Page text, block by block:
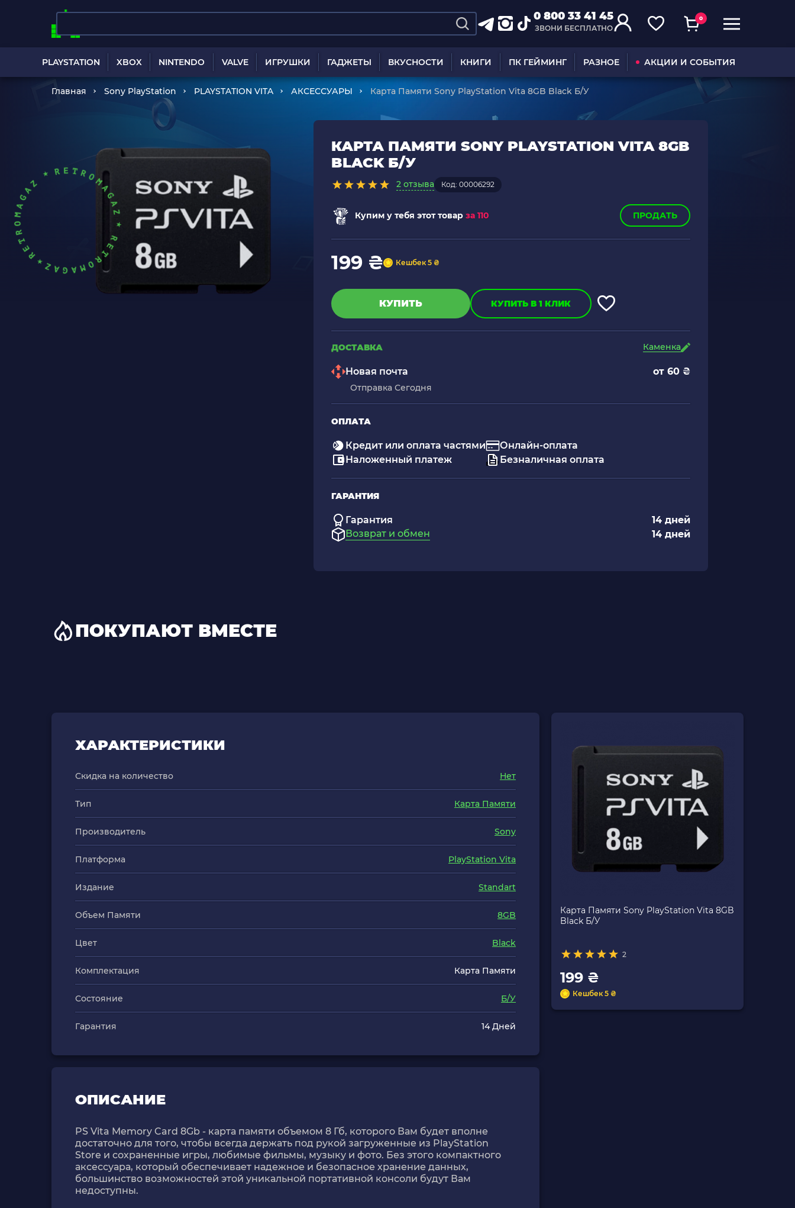
0 800 33 41 45
ЗВОНИ БЕСПЛАТНО
0
PLAYSTATION XBOX NINTENDO VALVE ИГРУШКИ ГАДЖЕТЫ ВКУСНОСТИ КНИГИ ПК ГЕЙМИНГ РАЗНОЕ АКЦИИ И СОБЫТИЯ
Главная Sony PlayStation PLAYSTATION VITA АКСЕССУАРЫ Карта Памяти Sony PlayStation Vita 8GB Black Б/У
КАРТА ПАМЯТИ SONY PLAYSTATION VITA 8GB
BLACK Б/У
2 отзыва Код: 00006292
Купим у тебя этот товар за 110 ПРОДАТЬ
199 ₴ Кешбек 5 ₴
КУПИТЬ КУПИТЬ В 1 КЛИК
ДОСТАВКА Каменка
Новая почта от 60 ₴
Отправка Сегодня
ОПЛАТА
Кредит или оплата частями
Наложенный платеж
Онлайн-оплата
Безналичная оплата
ГАРАНТИЯ
Гарантия
14 дней
Возврат и обмен
14 дней
ПОКУПАЮТ ВМЕСТЕ
ХАРАКТЕРИСТИКИ
Скидка на количество Нет
Тип Карта Памяти
Производитель Sony
Платформа PlayStation Vita
Издание Standart
Объем Памяти 8GB
Цвет Black
Комплектация Карта Памяти
Состояние Б/У
Гарантия 14 Дней
ОПИСАНИЕ
PS Vita Memory Card 8Gb - карта памяти объемом 8 Гб, которого Вам будет вполне
достаточно для того, чтобы всегда держать под рукой загруженные из PlayStation
Store и сохраненные игры, любимые фильмы, музыку и фото. Без этого компактного
аксессуара, который обеспечивает надежное и безопасное хранение данных,
большинство возможностей этой уникальной портативной консоли будут Вам
недоступны.
Карта Памяти Sony PlayStation Vita 8GB
Black Б/У
2
199 ₴
Кешбек 5 ₴